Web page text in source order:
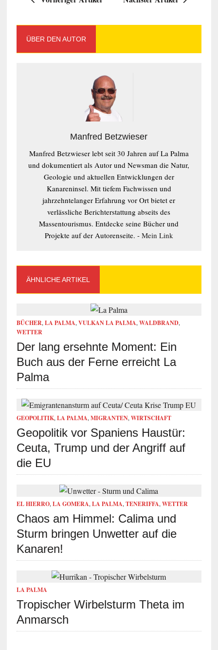
ÜBER DEN AUTOR
Manfred Betzwieser
Manfred Betzwieser lebt seit 30 Jahren auf La Palma
und dokumentiert als Autor und Newsman die Natur,
Geologie und aktuellen Entwicklungen der
Kanareninsel. Mit tiefem Fachwissen und
jahrzehntelanger Erfahrung vor Ort bietet er
verlässliche Berichterstattung abseits des
Massentourismus. Entdecke seine Bücher und
Projekte auf der Autorenseite. - Mein Link
ÄHNLICHE ARTIKEL
BÜCHER, LA PALMA, VULKAN LA PALMA, WALDBRAND,
WETTER
Der lang ersehnte Moment: Ein
Buch aus der Ferne erreicht La
Palma
GEOPOLITIK, LA PALMA, MIGRANTEN, WIRTSCHAFT
Geopolitik vor Spaniens Haustür:
Ceuta, Trump und der Angriff auf
die EU
EL HIERRO, LA GOMERA, LA PALMA, TENERIFFA, WETTER
Chaos am Himmel: Calima und
Sturm bringen Unwetter auf die
Kanaren!
LA PALMA
Tropischer Wirbelsturm Theta im
Anmarsch